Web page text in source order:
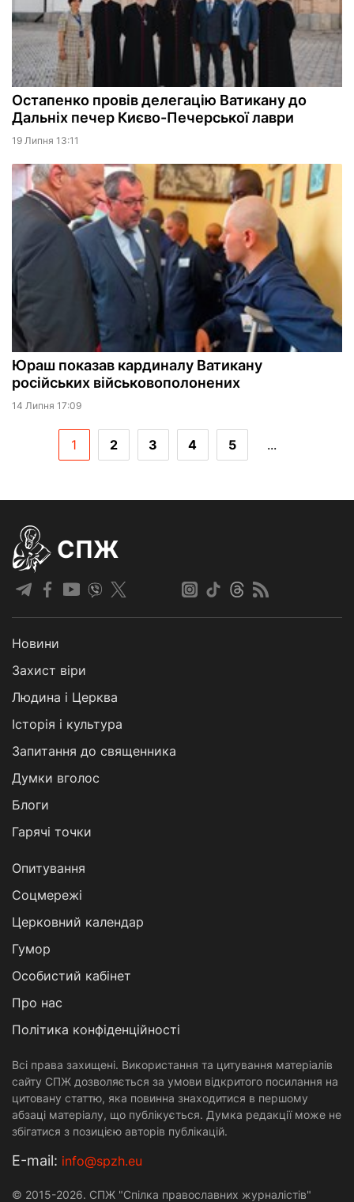
Остапенко провів делегацію Ватикану до
Дальніх печер Києво-Печерської лаври
19 Липня 13:11
Юраш показав кардиналу Ватикану
російських військовополонених
14 Липня 17:09
1 2 3 4 5 ...
СПЖ
Новини
Захист віри
Людина і Церква
Історія і культура
Запитання до священника
Думки вголос
Блоги
Гарячі точки
Опитування
Соцмережі
Церковний календар
Гумор
Особистий кабінет
Про нас
Політика конфіденційності
Всі права захищені. Використання та цитування матеріалів
сайту СПЖ дозволяється за умови відкритого посилання на
цитовану статтю, яка повинна знаходитися в першому
абзаці матеріалу, що публікується. Думка редакції може не
збігатися з позицією авторів публікацій.
Е-mail: info@spzh.eu
© 2015-2026. СПЖ "Спілка православних журналістів"